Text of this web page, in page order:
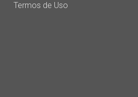
Termos de Uso